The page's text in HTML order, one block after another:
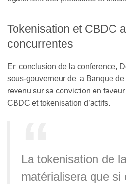
Tokenisation et CBDC
concurrentes
En conclusion de la conférence,
sous-gouverneur de la Banque
revenu sur sa conviction en
CBDC et tokenisation d’actifs.
La tokenisation de
matérialisera que si